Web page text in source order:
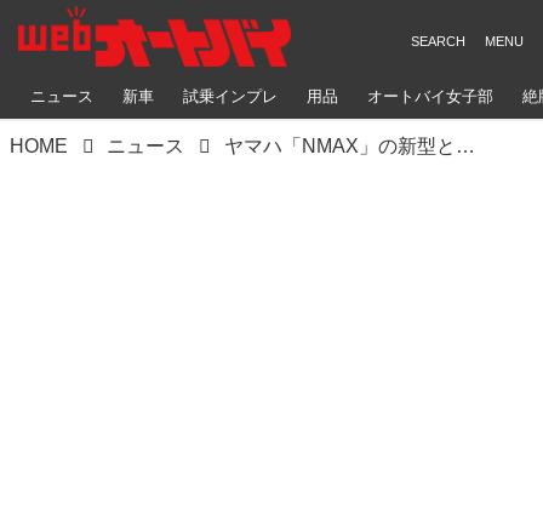
ニュース 新車 試乗インプレ 用品 オートバイ女子部 絶
HOME ニュース ヤマハ「NMAX」の新型と上級グレードが登場！ 海外モデル「NMAX125」「NMAX125テックマックス」をチェック